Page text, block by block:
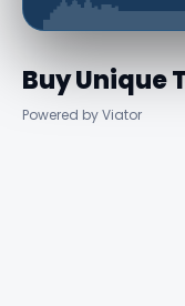
Buy Unique
Powered by Viator